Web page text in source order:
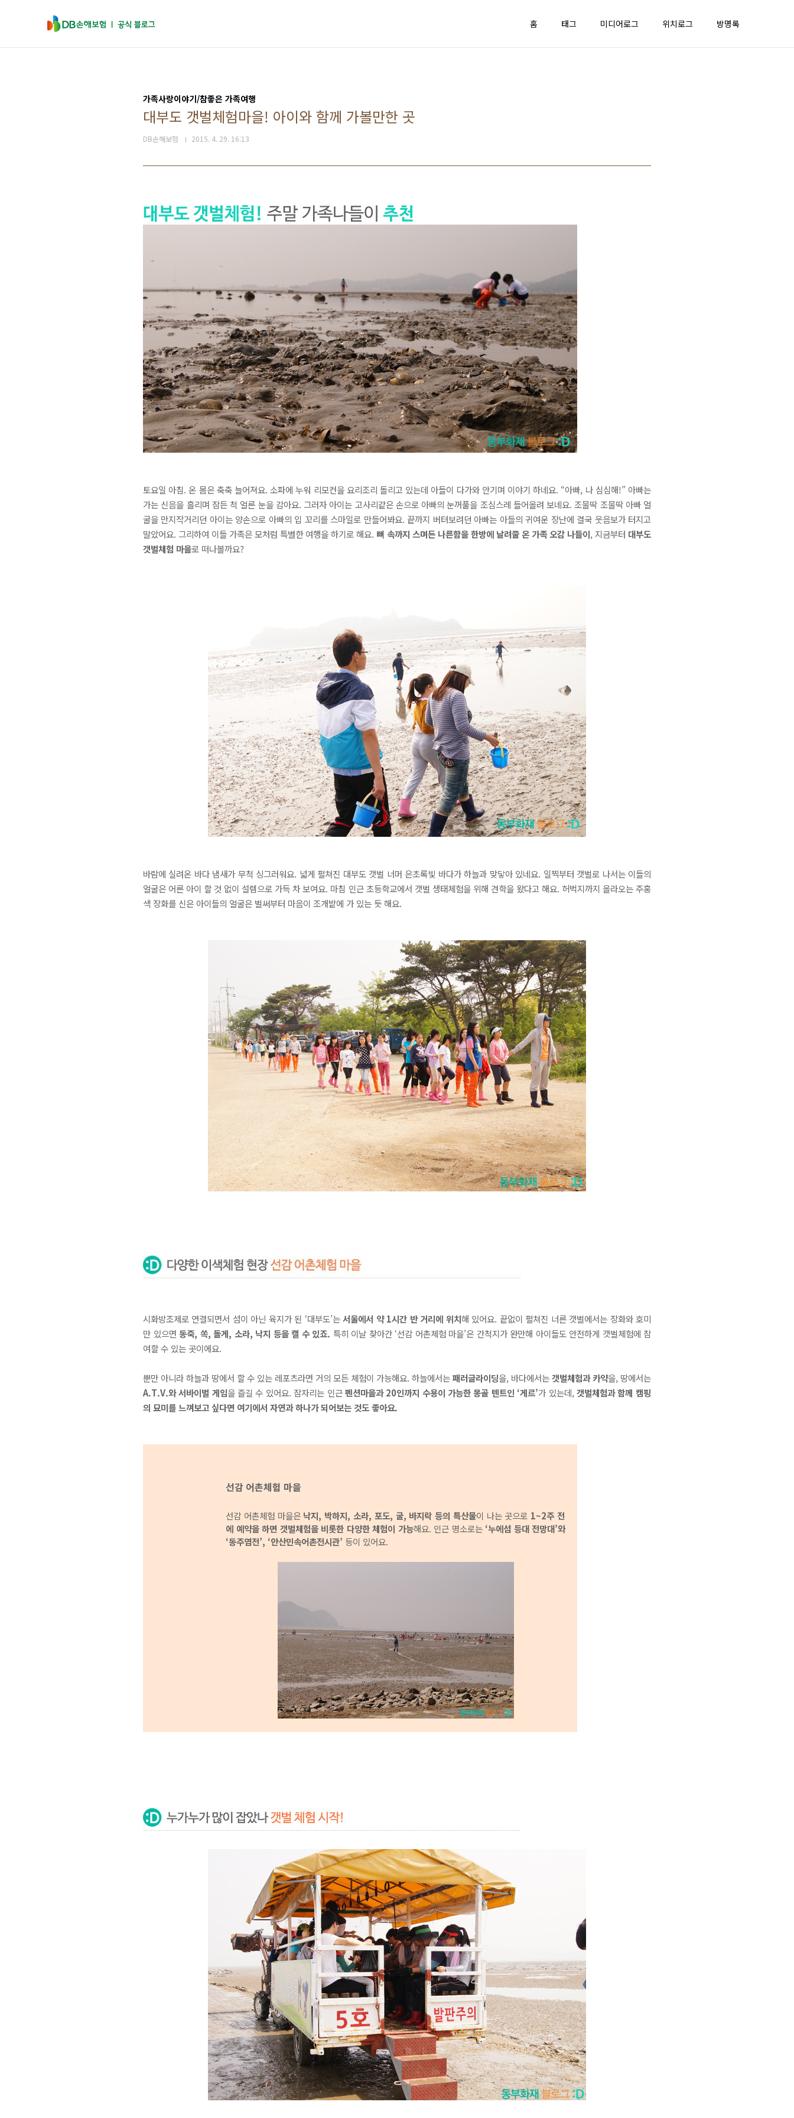
홈
태그 미디어로그 위치로그 방명록
가족사랑이야기/참좋은 가족여행
대부도 갯벌체험마을! 아이와 함께 가볼만한 곳
DB손해보험 2015. 4. 29. 16:13
토요일 아침. 온 몸은축축 늘어져요. 소파에 누워 리모컨을 요리조리 돌리고 있는데 아들이 다가와 안기며 이야기 하네요. “아빠, 나 심심해!” 아빠는
가는 신음을 흘리며 잠든 척 얼른 눈을 감아요. 그러자 아이는 고사리같은 손으로 아빠의 눈꺼풀을 조심스레 들어올려 보네요. 조물딱 조물딱 아빠 얼
굴을 만지작거리던 아이는 양손으로 아빠의 입 꼬리를 스마일로 만들어봐요. 끝까지 버텨보려던 아빠는 아들의 귀여운 장난에 결국 웃음보가 터지고
말았어요. 그리하여 이들 가족은 모처럼 특별한 여행을 하기로 해요. 뼈 속까지 스며든 나른함을 한방에 날려줄 온 가족 오감 나들이, 지금부터 대부도
갯벌체험 마을로 떠나볼까요?
바람에 실려온 바다 냄새가 무척 싱그러워요. 넓게 펼쳐진 대부도 갯벌 너머 은초록빛 바다가 하늘과 맞닿아 있네요. 일찍부터 갯벌로 나서는 이들의
얼굴은 어른 아이 할 것 없이 설렘으로 가득 차 보여요. 마침 인근 초등학교에서 갯벌 생태체험을 위해 견학을 왔다고 해요. 허벅지까지 올라오는 주홍
색 장화를 신은 아이들의 얼굴은 벌써부터 마음이 조개밭에 가 있는 듯 해요.
시화방조제로 연결되면서 섬이 아닌 육지가 된 ‘대부도’는서울에서 약 1시간 반 거리에 위치해 있어요. 끝없이 펼쳐진 너른 갯벌에서는 장화와 호미
만 있으면 동죽, 쏙, 돌게, 소라, 낙지 등을 캘 수 있죠. 특히 이날 찾아간 ‘선감 어촌체험 마을’은 간척지가 완만해 아이들도 안전하게 갯벌체험에 참
여할 수 있는 곳이에요.
뿐만 아니라 하늘과 땅에서 할 수 있는 레포츠라면 거의 모든 체험이 가능해요. 하늘에서는패러글라이딩을, 바다에서는갯벌체험과 카약을, 땅에서는
A.T.V.와 서바이벌 게임을 즐길 수 있어요. 잠자리는 인근펜션마을과 20인까지 수용이 가능한 몽골 텐트인 ‘게르’가 있는데, 갯벌체험과 함께 캠핑
의 묘미를 느껴보고 싶다면 여기에서 자연과 하나가 되어보는 것도 좋아요.
선감 어촌체험 마을
선감 어촌체험 마을은 낙지, 박하지, 소라, 포도, 굴, 바지락 등의 특산물이 나는 곳으로 1~2주 전
에 예약을 하면 갯벌체험을 비롯한 다양한 체험이 가능해요. 인근 명소로는 ‘누에섬 등대 전망대’와
‘동주염전’, ‘안산민속어촌전시관’ 등이 있어요.